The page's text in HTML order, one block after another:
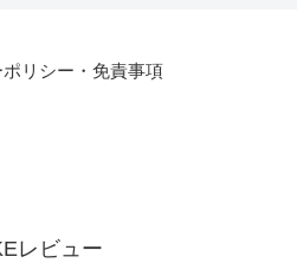
リシー・免責事項
レビュー